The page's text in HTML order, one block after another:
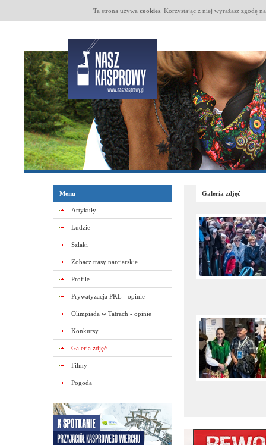
Ta strona używa cookies. Korzystając z niej wyrażasz zgodę
Menu
Artykuły
Ludzie
Szlaki
Zobacz trasy narciarskie
Profile
Prywatyzacja PKL - opinie
Olimpiada w Tatrach - opinie
Konkursy
Galeria zdjęć
Filmy
Pogoda
Galeria zdjęć